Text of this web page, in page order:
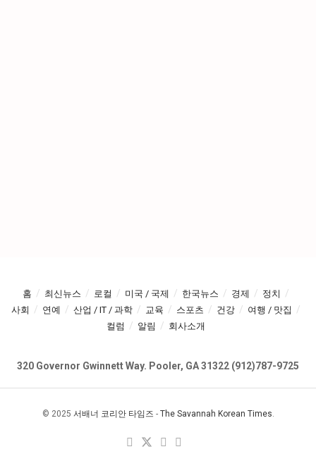
홈 최신뉴스 로컬 미국 / 국제 한국뉴스 경제
정치
사회
연예 산업 / IT / 과학 교육 스포츠 건강
여행 / 맛집
컬럼
알림 회사소개
320 Governor Gwinnett Way. Pooler, GA 31322 (912)787-9725
© 2025 서배너 코리안 타임즈 - The Savannah Korean Times